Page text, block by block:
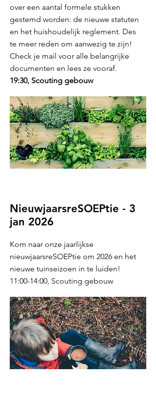
over een aantal formele stukken
gestemd worden: de nieuwe statuten
en het huishoudelijk reglement. Des
te meer reden om aanwezig te zijn!
Check je mail voor alle belangrijke
documenten en lees ze vooraf.
19:30, Scouting gebouw
NieuwjaarsreSOEPtie - 3
jan 2026
Kom naar onze jaarlijkse
nieuwjaarsreSOEPtie om 2026 en het
nieuwe tuinseizoen in te luiden!
11:00-14:00, Scouting gebouw